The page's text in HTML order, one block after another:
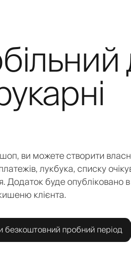
ви можете створити
лукбука, списку
Додаток буде опубліковано
клієнта.
безкоштовний пробний період